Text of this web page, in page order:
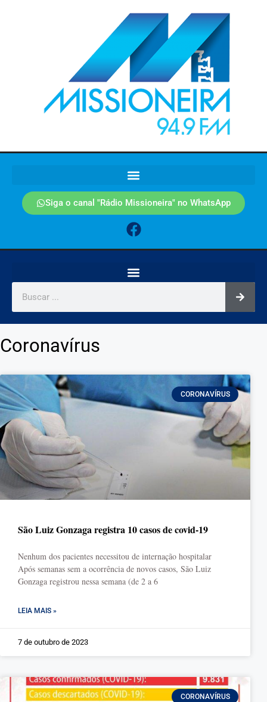
Siga o canal "Rádio Missioneira" no WhatsApp
Coronavírus
CORONAVÍRUS
São Luiz Gonzaga registra 10 casos de covid-19
Nenhum dos pacientes necessitou de internação hospitalar
Após semanas sem a ocorrência de novos casos, São Luiz
Gonzaga registrou nessa semana (de 2 a 6
LEIA MAIS »
7 de outubro de 2023
CORONAVÍRUS